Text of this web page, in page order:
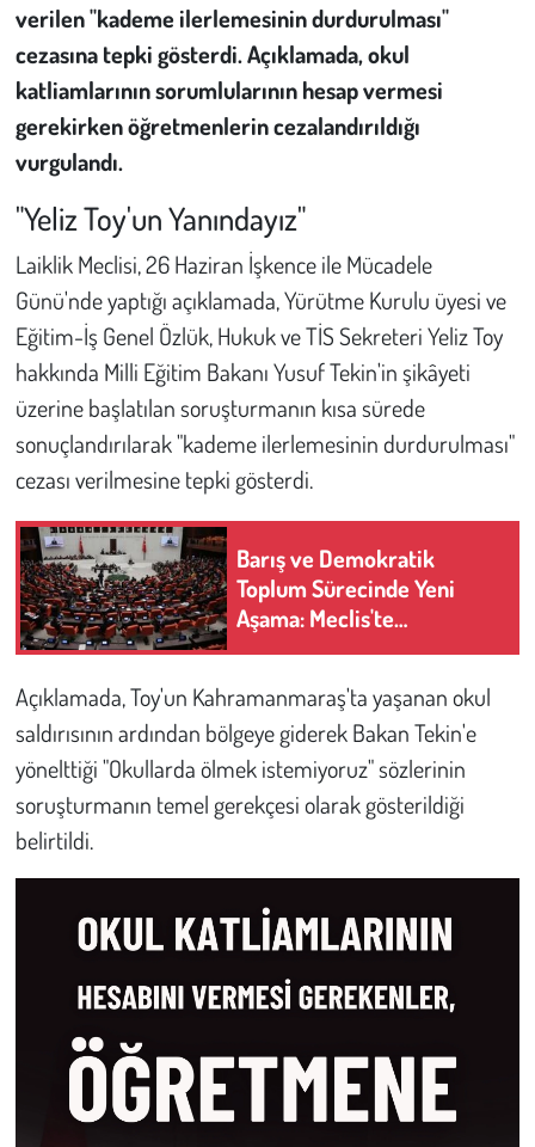
verilen "kademe ilerlemesinin durdurulması"
cezasına tepki gösterdi. Açıklamada, okul
katliamlarının sorumlularının hesap vermesi
gerekirken öğretmenlerin cezalandırıldığı
vurgulandı.
"Yeliz Toy'un Yanındayız"
Laiklik Meclisi, 26 Haziran İşkence ile Mücadele
Günü'nde yaptığı açıklamada, Yürütme Kurulu üyesi ve
Eğitim-İş Genel Özlük, Hukuk ve TİS Sekreteri Yeliz Toy
hakkında Milli Eğitim Bakanı Yusuf Tekin'in şikâyeti
üzerine başlatılan soruşturmanın kısa sürede
sonuçlandırılarak "kademe ilerlemesinin durdurulması"
cezası verilmesine tepki gösterdi.
Barış ve Demokratik
Toplum Sürecinde Yeni
Aşama: Meclis'te
Görüşülecek Teklifin 5
Açıklamada, Toy'un Kahramanmaraş'ta yaşanan okul
saldırısının ardından bölgeye giderek Bakan Tekin'e
yönelttiği "Okullarda ölmek istemiyoruz" sözlerinin
soruşturmanın temel gerekçesi olarak gösterildiği
belirtildi.
Galeri
Günün İçinden
Vefat İlanları
Tarih
Hukuk
Tarım
Son Dakika
Kent
Eğlence